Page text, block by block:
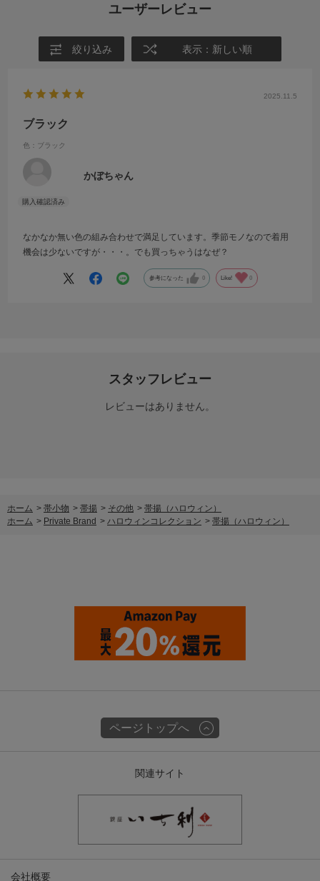
ユーザーレビュー
絞り込み 表示：新しい順
2025.11.5
ブラック
色：ブラック
かぼちゃん
なかなか無い色の組み合わせで満足しています。季節モノなので着用
機会は少ないですが・・・。でも買っちゃうはなぜ？
参考になった 0 Like! 0
スタッフレビュー
レビューはありません。
ホーム > 帯小物 > 帯揚 > その他 > 帯揚（ハロウィン）
ホーム > Private Brand > ハロウィンコレクション > 帯揚（ハロウィン）
ページトップへ
関連サイト
会社概要